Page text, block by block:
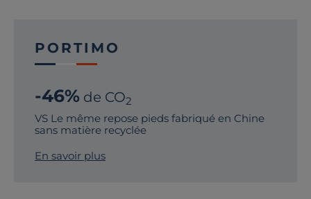
PORTIMO
-46% de CO2
VS Le même repose pieds fabriqué en Chine
sans matière recyclée
En savoir plus